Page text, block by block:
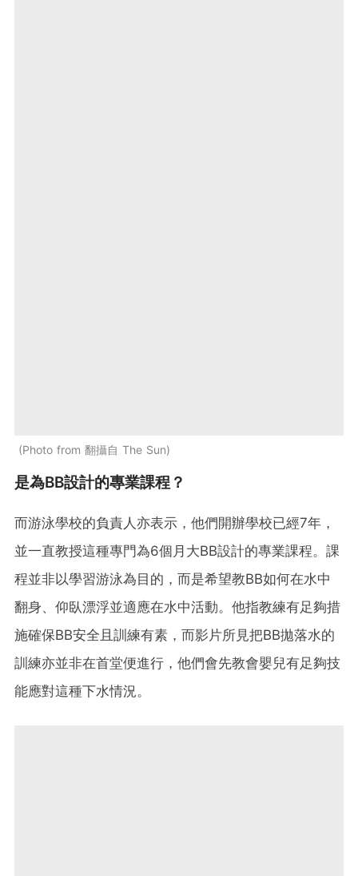
Photo from 翻攝自 The Sun
是為BB設計的專業課程？
而游泳學校的負責人亦表示，他們開辦學校已經7年，
並一直教授這種專門為6個月大BB設計的專業課程。課
程並非以學習游泳為目的，而是希望教BB如何在水中
翻身、仰臥漂浮並適應在水中活動。他指教練有足夠措
施確保BB安全且訓練有素，而影片所見把BB拋落水的
訓練亦並非在首堂便進行，他們會先教會嬰兒有足夠技
能應對這種下水情況。